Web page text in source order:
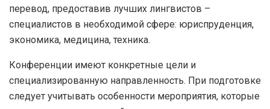
перевод, предоставив лучших лингвистов –
специалистов в необходимой сфере: юриспруденция,
экономика, медицина, техника.
Конференции имеют конкретные цели и
специализированную направленность. При подготовке
следует учитывать особенности мероприятия, которые